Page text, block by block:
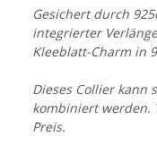
Gesichert durch
integrierter
Kleeblatt-Charm in
Dieses Collier kann
kombiniert werden.
Preis.